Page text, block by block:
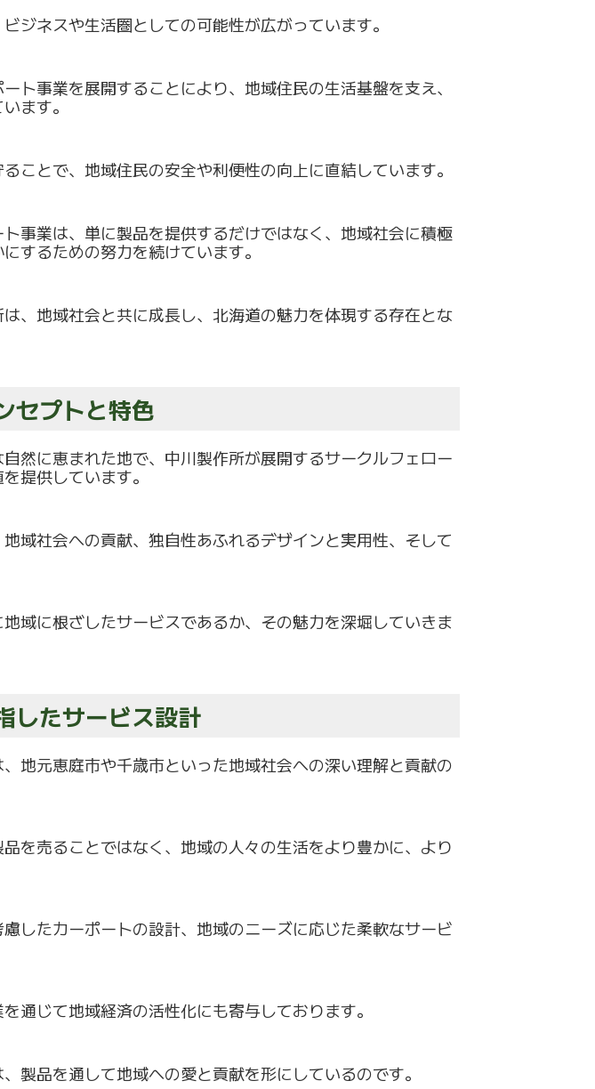
ビジネスや生活圏としての可能性が広がっています。
ト事業を展開することにより、地域住民の生活基盤を支え、
ます。
ことで、 地域住民の安全や利便性の向上に直結しています。
事業は、 単に製品を提供するだけではなく、地域社会に積極
するための努力を続けています。
、地域社会と共に成長し、 北海道の魅力を体現する存在とな
セプトと特色
然に恵まれた地で、 中川製作所が展開するサークルフェロー
提供しています。
域社会への貢献、 独自性あふれるデザインと実用性、 そして
域に根ざしたサービスであるか、その魅力を深堀していきま
したサービス設計
地元恵庭市や千歳市といった地域社会への深い理解と貢献の
を売ることではなく、 地域の人々の生活をより豊かに、より
したカーポートの設計、 地域のニーズに応じた柔軟なサービ
通じて地域経済の活性化にも寄与しております。
製品を通して地域への愛と貢献を形にしているのです。